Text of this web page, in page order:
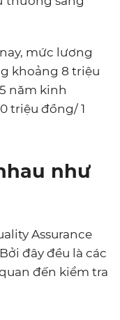
mức lương
khoảng 8 triệu
năm kinh
triệu đồng/ 1
như
Assurance
đây đều là các
đến kiểm tra